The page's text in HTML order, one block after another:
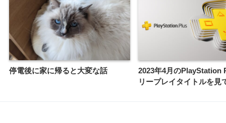
停電後に家に帰ると大変な話
2023年4月のPlayStation
リープレイタイトルを見